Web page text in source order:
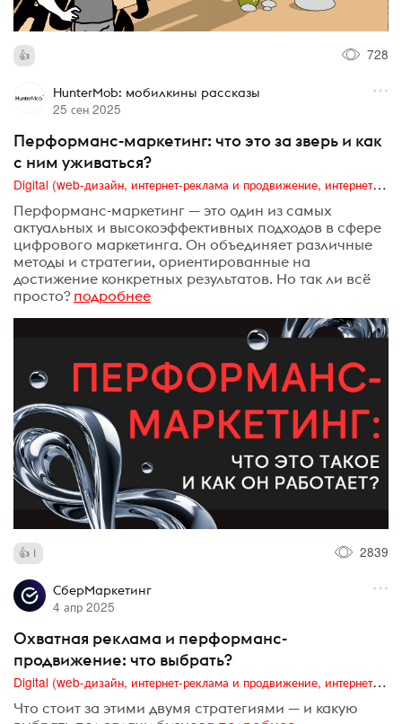
728
HunterMob: мобилкины рассказы
25 сен 2025
Перформанс-маркетинг: что это за зверь и как
с ним уживаться?
Digital (web-дизайн, интернет-реклама и продвижение, интернет-сообщества и блоги, интернет-коммуникации, мобильный маркетинг, реклама на цифровых экранах)
Перформанс-маркетинг — это один из самых
актуальных и высокоэффективных подходов в сфере
цифрового маркетинга. Он объединяет различные
методы и стратегии, ориентированные на
достижение конкретных результатов. Но так ли всё
просто? подробнее
1 2839
СберМаркетинг
4 апр 2025
Охватная реклама и перформанс-
продвижение: что выбрать?
Digital (web-дизайн, интернет-реклама и продвижение, интернет-сообщества и блоги, интернет-коммуникации, мобильный маркетинг, реклама на цифровых экранах)
Что стоит за этими двумя стратегиями — и какую